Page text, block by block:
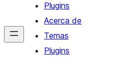
Plugins
Acerca de
Temas
Plugins